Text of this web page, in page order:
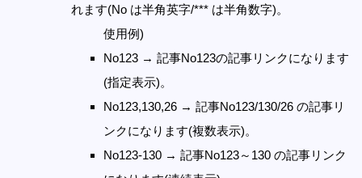
れます(No は半角英字/*** は半角数字)。
使用例)
No123 → 記事No123の記事リンクになります
(指定表示)。
No123,130,26 → 記事No123/130/26 の記事リ
ンクになります(複数表示)。
No123-130 → 記事No123～130 の記事リンク